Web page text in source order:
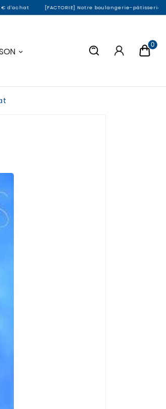
Notre boulangerie-pâtisserie de Montargis
0